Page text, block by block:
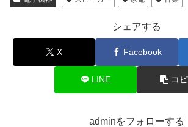
シェアする
X Facebook
LINE コ
adminをフォローする